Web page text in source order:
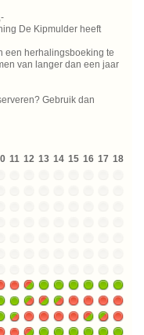
De Kipmulder heeft
een herhalingsboeking te
van langer dan een jaar
Gebruik dan
11 12 13 14 15 16 17 18